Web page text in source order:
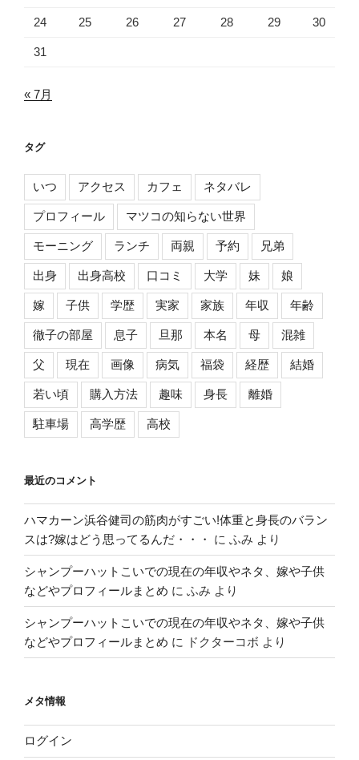
24 25 26 27 28 29 30
31
« 7月
タグ
いつ アクセス カフェ ネタバレ
プロフィール マツコの知らない世界
モーニング ランチ 両親 予約 兄弟
出身 出身高校 口コミ 大学 妹 娘
嫁 子供 学歴 実家 家族 年収 年齢
徹子の部屋 息子 旦那 本名 母 混雑
父 現在 画像 病気 福袋 経歴 結婚
若い頃 購入方法 趣味 身長 離婚
駐車場 高学歴 高校
最近のコメント
ハマカーン浜谷健司の筋肉がすごい!体重と身長のバラン
スは?嫁はどう思ってるんだ・・・
に ふみ より
シャンプーハットこいでの現在の年収やネタ、嫁や子供
などやプロフィールまとめ に ふみ より
シャンプーハットこいでの現在の年収やネタ、嫁や子供
などやプロフィールまとめ に ドクターコボ より
メタ情報
ログイン